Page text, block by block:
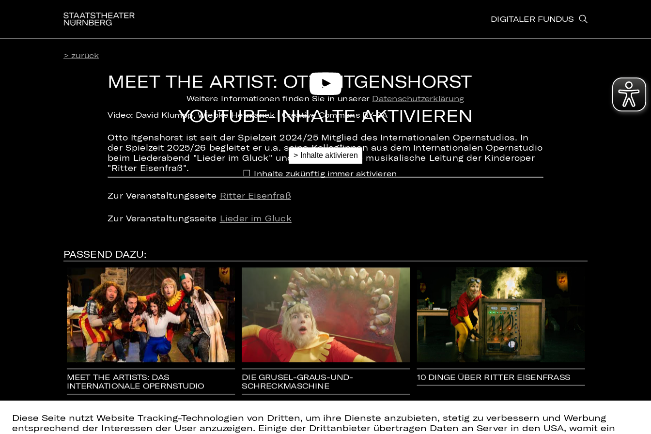
DIGITALER FUNDUS
> zurück
MEET THE ARTIST: OTTO ITGENSHORST
YOUTUBE-INHALTE AKTIVIEREN
Inhalte zukünftig immer aktivieren
Weitere Informationen finden Sie in unserer Datenschutzerklärung
Video: David Klumpp, Wiebke Hetmanek | Creative Commons BY-SA
Otto Itgenshorst ist seit der Spielzeit 2024/25 Mitglied des Internationalen Opernstudios. In
der Spielzeit 2025/26 begleitet er u.a. seine Kolleg*innen aus dem Internationalen Opernstudio
beim Liederabend "Lieder im Gluck" und übernimmt die musikalische Leitung der Kinderoper
"Ritter Eisenfraß".
Zur Veranstaltungsseite Ritter Eisenfraß
Zur Veranstaltungsseite Lieder im Gluck
PASSEND DAZU:
MEET THE ARTISTS: DAS
INTERNATIONALE OPERNSTUDIO
DIE GRUSEL-GRAUS-UND-
SCHRECKMASCHINE
10 DINGE ÜBER RITTER EISENFRASS
Diese Seite nutzt Website Tracking-Technologien von Dritten, um ihre Dienste anzubieten, stetig zu verbessern und Werbung
entsprechend der Interessen der User anzuzeigen. Einige der Drittanbieter übertragen Daten an Server in den USA, womit ein